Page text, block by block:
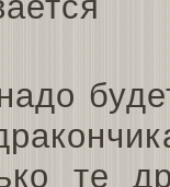
те